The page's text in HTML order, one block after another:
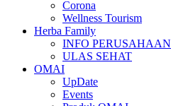
Corona
Wellness Tourism
Herba Family
INFO PERUSAHAAN
ULAS SEHAT
OMAI
UpDate
Events